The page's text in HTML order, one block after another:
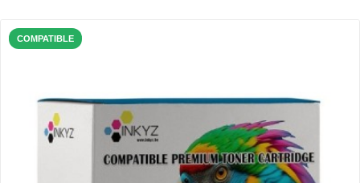
COMPATIBLE